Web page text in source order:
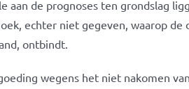
aan de prognoses ten grondslag
echter niet gegeven, waarop de
ontbindt.
wegens het niet nakomen